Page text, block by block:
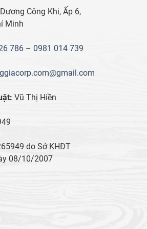
Công Khi, Ấp 6,
Minh
786 – 0981 014 739
Vũ Thị Hiền
do Sở KHĐT
08/10/2007